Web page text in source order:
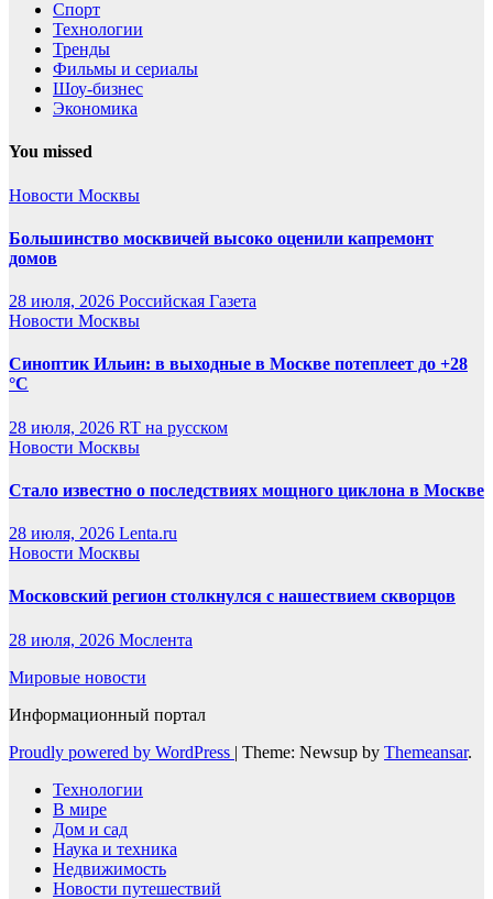
Спорт
Технологии
Тренды
Фильмы и сериалы
Шоу-бизнес
Экономика
You missed
Новости Москвы
Большинство москвичей высоко оценили капремонт
домов
28 июля, 2026 Российская Газета
Новости Москвы
Синоптик Ильин: в выходные в Москве потеплеет до +28
°C
28 июля, 2026 RT на русском
Новости Москвы
Стало известно о последствиях мощного циклона в Москве
28 июля, 2026 Lenta.ru
Новости Москвы
Московский регион столкнулся с нашествием скворцов
28 июля, 2026 Мослента
Мировые новости
Информационный портал
Proudly powered by WordPress | Theme: Newsup by Themeansar.
Технологии
В мире
Дом и сад
Наука и техника
Недвижимость
Новости путешествий